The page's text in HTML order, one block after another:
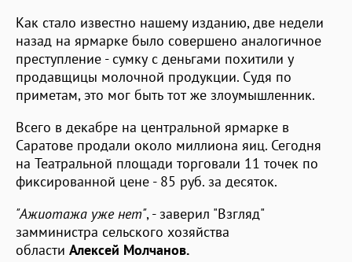
Как стало известно нашему изданию, две недели
назад на ярмарке было совершено аналогичное
преступление - сумку с деньгами похитили у
продавщицы молочной продукции. Судя по
приметам, это мог быть тот же злоумышленник.
Всего в декабре на центральной ярмарке в
Саратове продали около миллиона яиц. Сегодня
на Театральной площади торговали 11 точек по
фиксированной цене - 85 руб. за десяток.
"Ажиотажа уже нет", - заверил "Взгляд"
замминистра сельского хозяйства
области Алексей Молчанов.